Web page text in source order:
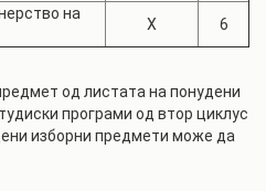
на
X 6
од листата на понудени
програми од втор циклус
изборни предмети може да